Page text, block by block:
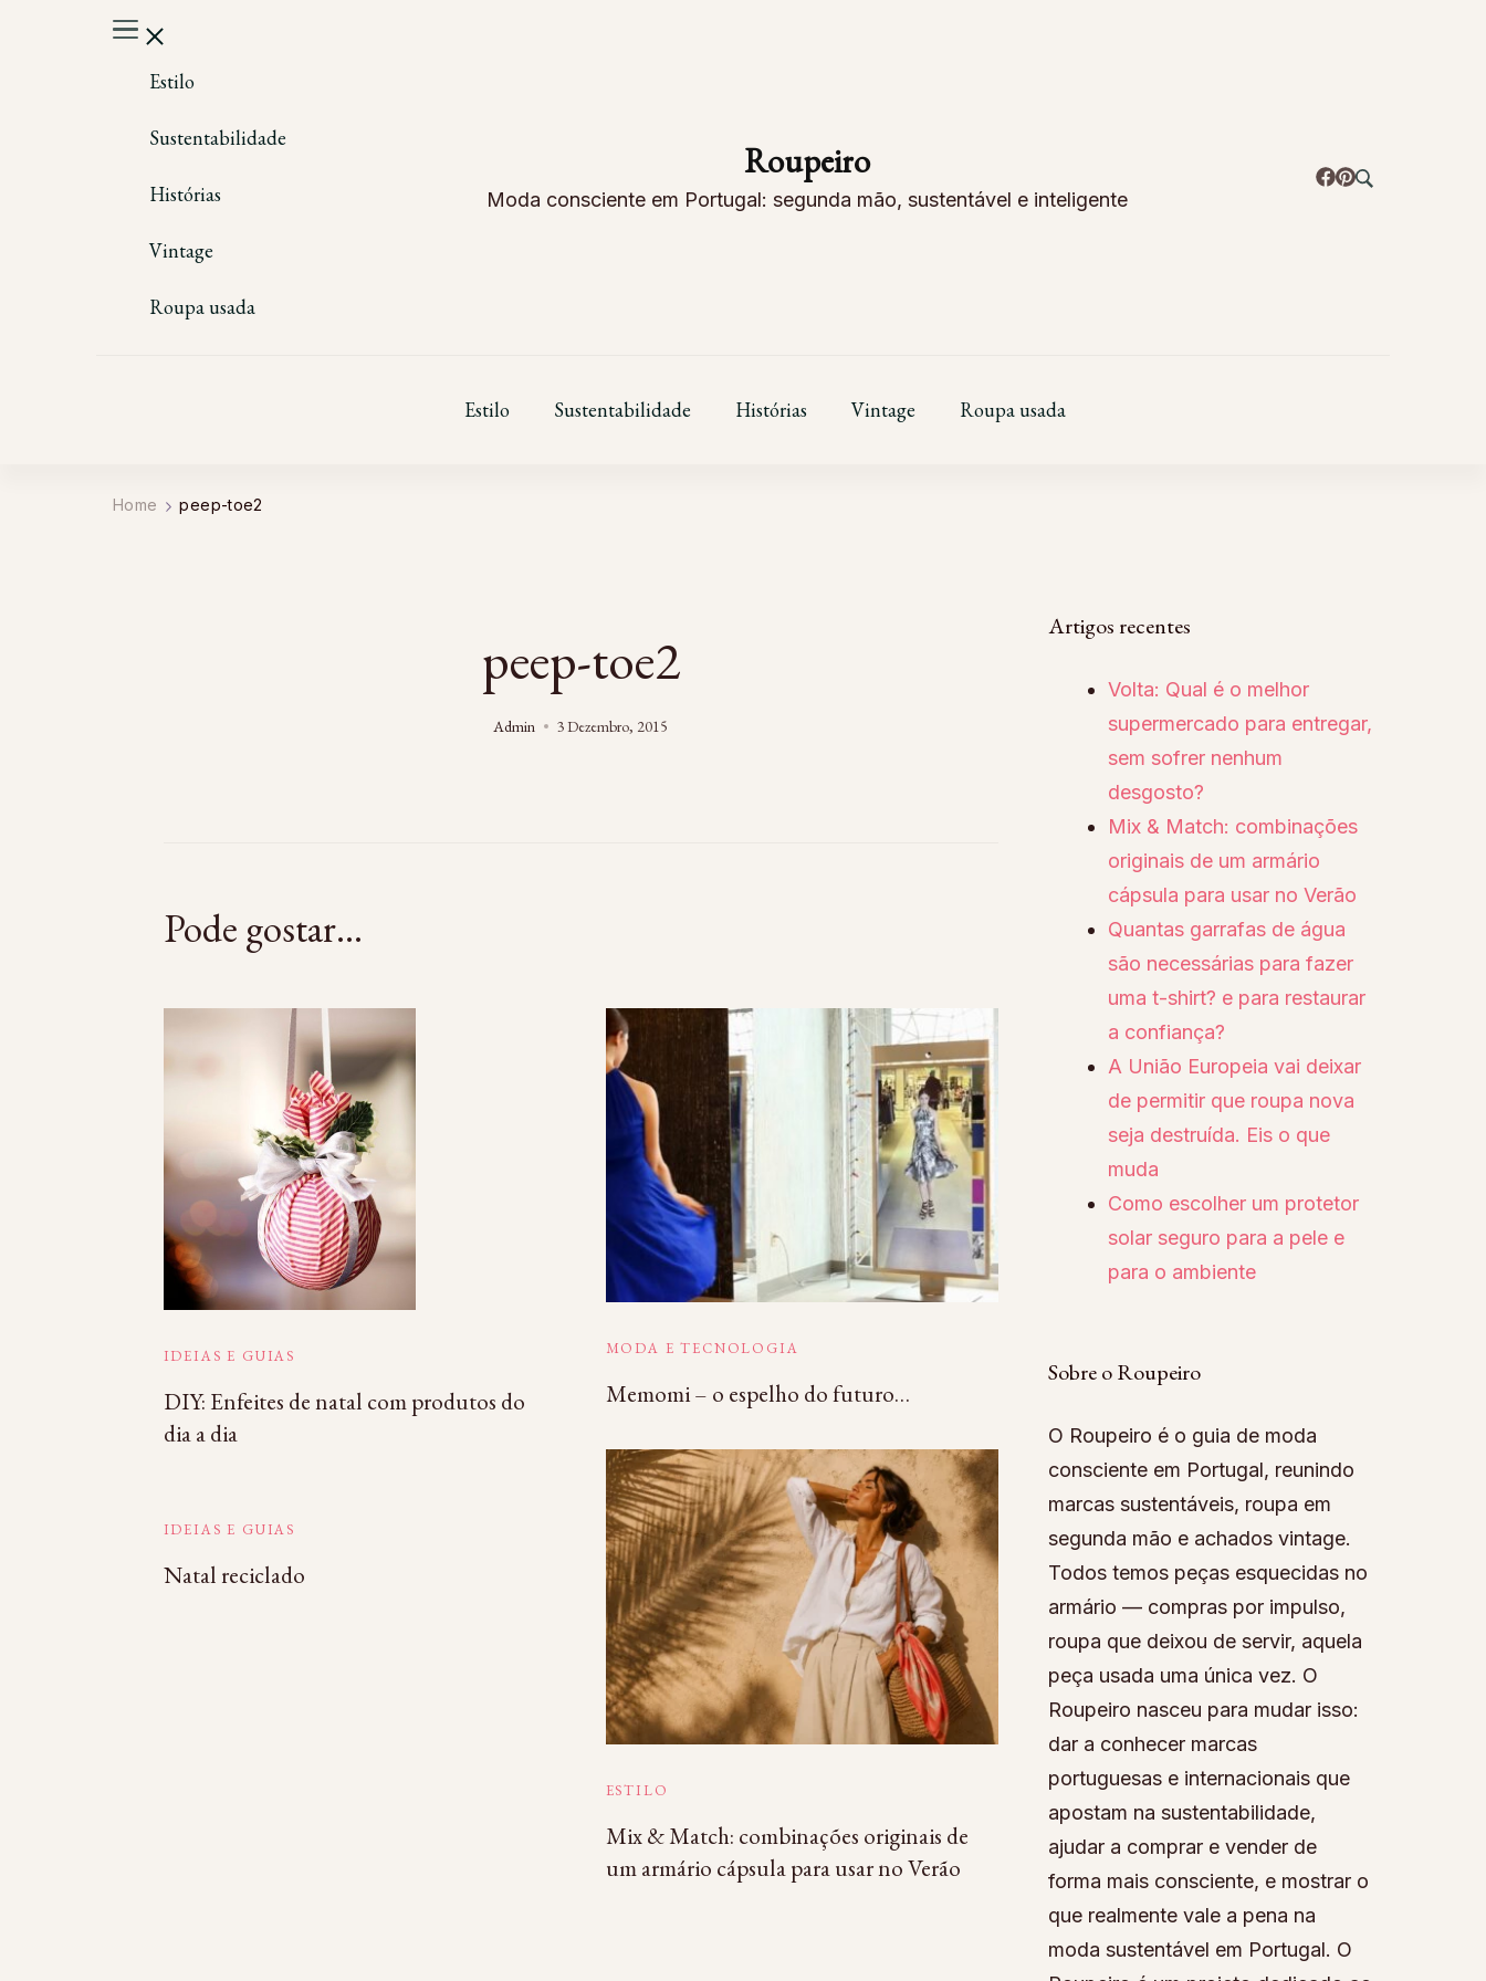
Estilo
Sustentabilidade
Histórias
Vintage
Roupa usada
Roupeiro
Moda consciente em Portugal: segunda mão, sustentável e inteligente
Estilo Sustentabilidade Histórias Vintage Roupa usada
Home peep-toe2
peep-toe2
Admin 3 Dezembro, 2015
Pode gostar...
IDEIAS E GUIAS
DIY: Enfeites de natal com produtos do
dia a dia
MODA E TECNOLOGIA
Memomi – o espelho do futuro…
IDEIAS E GUIAS
Natal reciclado
ESTILO
Mix & Match: combinações originais de
um armário cápsula para usar no Verão
Artigos recentes
Volta: Qual é o melhor
supermercado para entregar,
sem sofrer nenhum
desgosto?
Mix & Match: combinações
originais de um armário
cápsula para usar no Verão
Quantas garrafas de água
são necessárias para fazer
uma t-shirt? e para restaurar
a confiança?
A União Europeia vai deixar
de permitir que roupa nova
seja destruída. Eis o que
muda
Como escolher um protetor
solar seguro para a pele e
para o ambiente
Sobre o Roupeiro
O Roupeiro é o guia de moda
consciente em Portugal, reunindo
marcas sustentáveis, roupa em
segunda mão e achados vintage.
Todos temos peças esquecidas no
armário — compras por impulso,
roupa que deixou de servir, aquela
peça usada uma única vez. O
Roupeiro nasceu para mudar isso:
dar a conhecer marcas
portuguesas e internacionais que
apostam na sustentabilidade,
ajudar a comprar e vender de
forma mais consciente, e mostrar o
que realmente vale a pena na
moda sustentável em Portugal. O